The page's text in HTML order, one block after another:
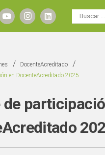
/ DocenteAcreditado /
en DocenteAcreditado 2025
de